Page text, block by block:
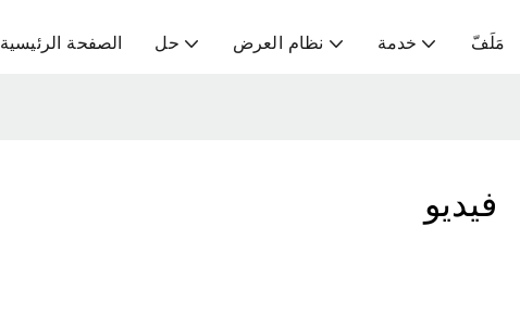
الصفحة الرئيسية حل نظام العرض خدمة مَلَفّ
فيديو